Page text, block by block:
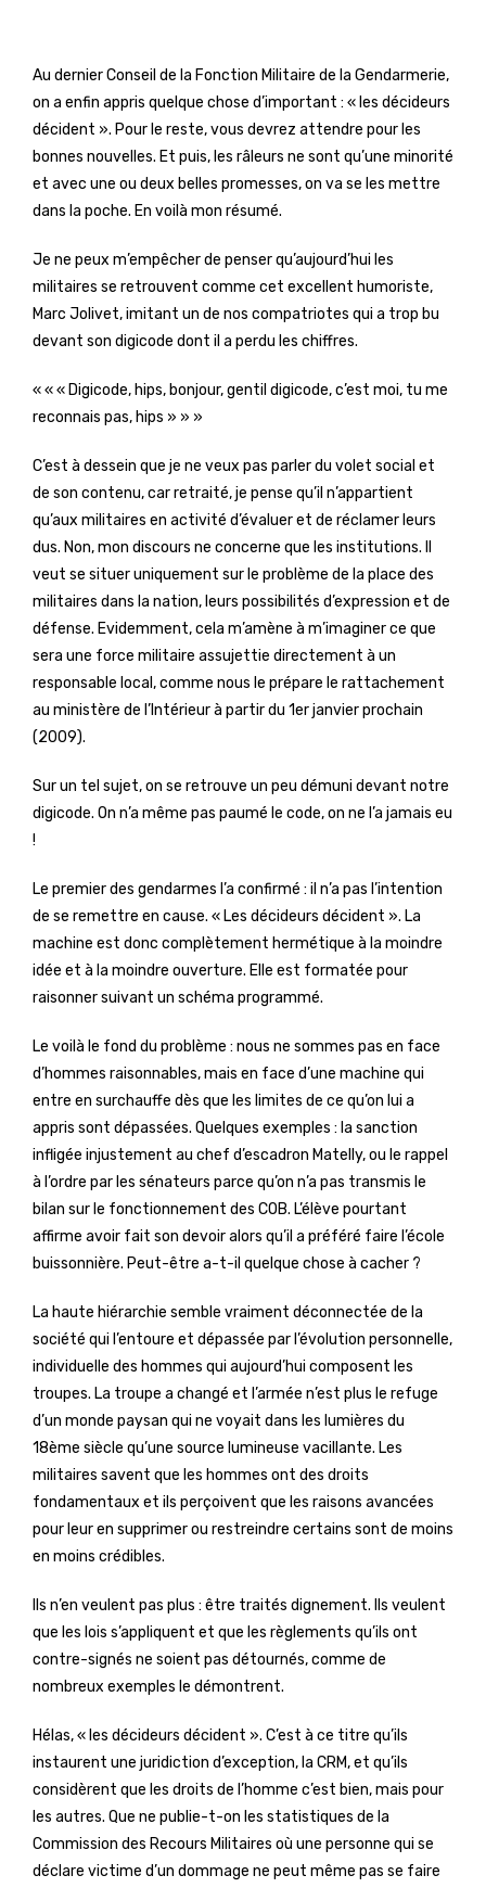
Au dernier Conseil de la Fonction Militaire de la Gendarmerie,
on a enfin appris quelque chose d’important : « les décideurs
décident ». Pour le reste, vous devrez attendre pour les
bonnes nouvelles. Et puis, les râleurs ne sont qu’une minorité
et avec une ou deux belles promesses, on va se les mettre
dans la poche. En voilà mon résumé.
Je ne peux m’empêcher de penser qu’aujourd’hui les
militaires se retrouvent comme cet excellent humoriste,
Marc Jolivet, imitant un de nos compatriotes qui a trop bu
devant son digicode dont il a perdu les chiffres.
« « « Digicode, hips, bonjour, gentil digicode, c’est moi, tu me
reconnais pas, hips » » »
C’est à dessein que je ne veux pas parler du volet social et
de son contenu, car retraité, je pense qu’il n’appartient
qu’aux militaires en activité d’évaluer et de réclamer leurs
dus. Non, mon discours ne concerne que les institutions. Il
veut se situer uniquement sur le problème de la place des
militaires dans la nation, leurs possibilités d’expression et de
défense. Evidemment, cela m’amène à m’imaginer ce que
sera une force militaire assujettie directement à un
responsable local, comme nous le prépare le rattachement
au ministère de l’Intérieur à partir du 1er janvier prochain
(2009).
Sur un tel sujet, on se retrouve un peu démuni devant notre
digicode. On n’a même pas paumé le code, on ne l’a jamais eu
!
Le premier des gendarmes l’a confirmé : il n’a pas l’intention
de se remettre en cause. « Les décideurs décident ». La
machine est donc complètement hermétique à la moindre
idée et à la moindre ouverture. Elle est formatée pour
raisonner suivant un schéma programmé.
Le voilà le fond du problème : nous ne sommes pas en face
d’hommes raisonnables, mais en face d’une machine qui
entre en surchauffe dès que les limites de ce qu’on lui a
appris sont dépassées. Quelques exemples : la sanction
infligée injustement au chef d’escadron Matelly, ou le rappel
à l’ordre par les sénateurs parce qu’on n’a pas transmis le
bilan sur le fonctionnement des COB. L’élève pourtant
affirme avoir fait son devoir alors qu’il a préféré faire l’école
buissonnière. Peut-être a-t-il quelque chose à cacher ?
La haute hiérarchie semble vraiment déconnectée de la
société qui l’entoure et dépassée par l’évolution personnelle,
individuelle des hommes qui aujourd’hui composent les
troupes. La troupe a changé et l’armée n’est plus le refuge
d’un monde paysan qui ne voyait dans les lumières du
18ème siècle qu’une source lumineuse vacillante. Les
militaires savent que les hommes ont des droits
fondamentaux et ils perçoivent que les raisons avancées
pour leur en supprimer ou restreindre certains sont de moins
en moins crédibles.
Ils n’en veulent pas plus : être traités dignement. Ils veulent
que les lois s’appliquent et que les règlements qu’ils ont
contre-signés ne soient pas détournés, comme de
nombreux exemples le démontrent.
Hélas, « les décideurs décident ». C’est à ce titre qu’ils
instaurent une juridiction d’exception, la CRM, et qu’ils
considèrent que les droits de l’homme c’est bien, mais pour
les autres. Que ne publie-t-on les statistiques de la
Commission des Recours Militaires où une personne qui se
déclare victime d’un dommage ne peut même pas se faire